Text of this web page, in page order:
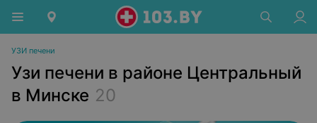
УЗИ печени
Узи печени в районе Центральный
в Минске 20